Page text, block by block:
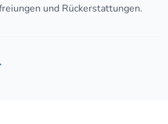
und Rückerstattungen.